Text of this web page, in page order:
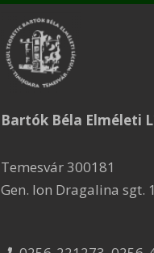
Bartók Béla Elméleti
Temesvár 300181
Gen. Ion Dragalina sgt.